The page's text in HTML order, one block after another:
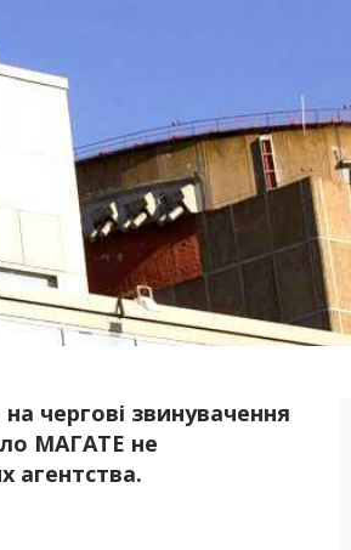
чергові звинувачення
МАГАТЕ не
агентства.